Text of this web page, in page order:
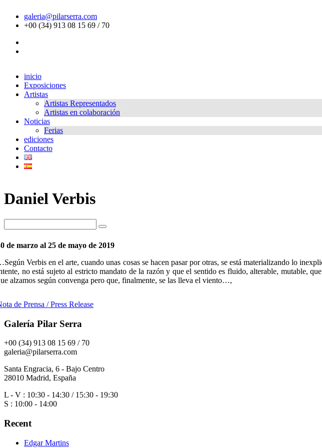
galeria@pilarserra.com
+00 (34) 913 08 15 69 / 70
inicio
Exposiciones
Artistas
Artistas Representados
Artistas en colaboración
Noticias
Ferias
ediciones
Contacto
Daniel Verbis
de marzo al 25 de mayo de 2019
Verbis en el arte, cuando unas cosas se hacen pasar por otras, se está materializando lo
no está sujeto al estricto mandato de la razón y que el sentido es fluido, alterable, mutable,
alzamos según convenga pero que, finalmente, se las lleva el viento…,
de Prensa / Press Release
Galería Pilar Serra
+00 (34) 913 08 15 69 / 70
galeria@pilarserra.com
Santa Engracia, 6 - Bajo Centro
28010 Madrid, España
L - V : 10:30 - 14:30 / 15:30 - 19:30
S : 10:00 - 14:00
Recent
Edgar Martins